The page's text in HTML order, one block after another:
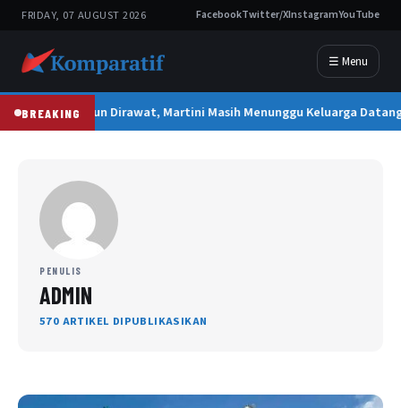
FRIDAY, 07 AUGUST 2026 FacebookTwitter/XInstagramYouTube
☰ Menu
BREAKING2 Tahun Dirawat, Martini Masih Menunggu Keluarga
PENULIS
ADMIN
570 ARTIKEL DIPUBLIKASIKAN